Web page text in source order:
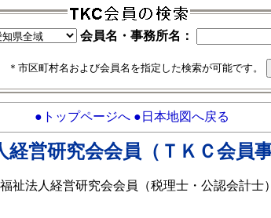
会員名・事務所名：
＊市区町村名および会員名を指定した検索が可能です。
●トップページへ ●日本地図へ戻る
経営研究会会員（ＴＫＣ会員
祉法人経営研究会会員（税理士・公認会計士